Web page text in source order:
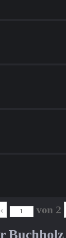
‹ von 2
Buchholz